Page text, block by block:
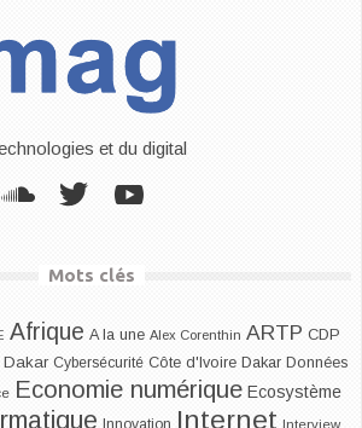
et du digital
Mots clés
Afrique A la une Alex Corenthin ARTP CDP
Dakar Cybersécurité Côte d'Ivoire Dakar Données
Economie numérique Ecosystème
Innovation Internet Interview